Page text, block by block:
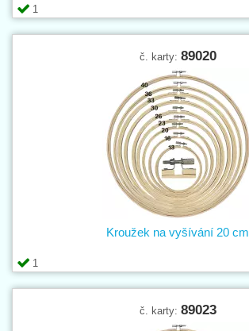
1
č. karty: 89020
1
Kroužek na vyšívání 20 cm
č. karty: 89023